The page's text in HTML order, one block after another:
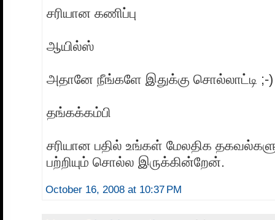
சரியான கணிப்பு
ஆயில்ஸ்
அதானே நீங்களே இதுக்கு சொல்லாட்டி ;-)
தங்கக்கம்பி
சரியான பதில் உங்கள் மேலதிக
பற்றியும் சொல்ல இருக்கின்றேன்.
October 16, 2008 at 10:37 PM